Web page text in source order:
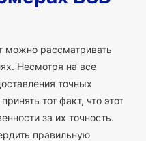
можно рассматривать
Несмотря на все
точных
тот факт, что этот
за их точность.
правильную